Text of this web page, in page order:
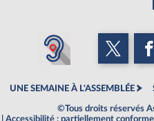
UNE SEMAINE À L'ASSEMBLÉE
©Tous droits réservés
Accessibilité : partiellement conforme